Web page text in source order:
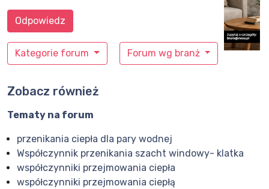
Kategorie forum Forum wg branż
Odpowiedz
Zobacz również
Tematy na forum
przenikania ciepła dla pary wodnej
Współczynnik przenikania szacht windowy- klatka
współczynniki przejmowania ciepła
współczynniki przejmowania ciepłą